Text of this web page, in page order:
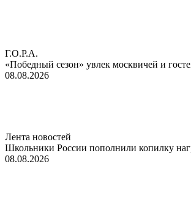
Г.О.Р.А.
«Победный сезон» увлек москвичей и
08.08.2026
Лента новостей
Школьники России пополнили копилку
08.08.2026